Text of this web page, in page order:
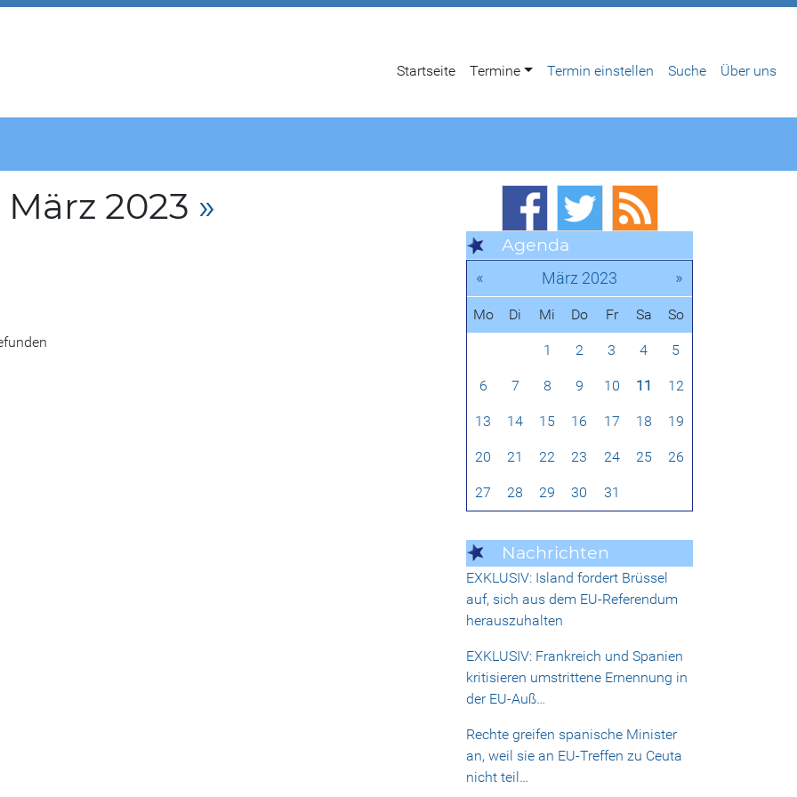
Startseite Termine Termin einstellen Suche Über uns
2023 »
Agenda
« März 2023 »
Mo Di Mi Do Fr Sa So
1 2 3 4 5
6 7 8 9 10 11 12
13 14 15 16 17 18 19
20 21 22 23 24 25 26
27 28 29 30 31
Nachrichten
EXKLUSIV: Island fordert Brüssel
auf, sich aus dem EU-Referendum
herauszuhalten
EXKLUSIV: Frankreich und Spanien
kritisieren umstrittene Ernennung in
der EU-Auß…
Rechte greifen spanische Minister
an, weil sie an EU-Treffen zu Ceuta
nicht teil…